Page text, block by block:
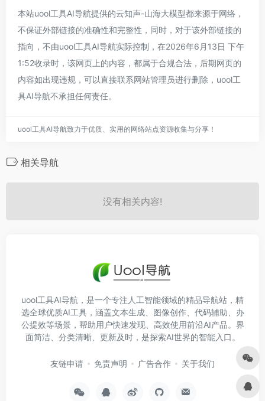
本站uool工具AI导航提供的云知声-山海大模型都来源于网络，
不保证外部链接的准确性和完整性，同时，对于该外部链接的
指向，不由uool工具AI导航实际控制，在2026年6月13日 下午
1:52收录时，该网页上的内容，都属于合规合法，后期网页的
内容如出现违规，可以直接联系网站管理员进行删除，uool工
具AI导航不承担任何责任。
uool工具AI导航致力于优质、实用的网络站点资源收集与分享！
相关导航
没有相关内容!
uool工具AI导航，是一个专注人工智能领域的精品导航站，精
选全球优质AI工具，涵盖文本生成、图像创作、代码辅助、办
公提效等场景，帮助用户快速发现、高效使用前沿AI产品。界
面简洁、分类清晰、更新及时，是探索AI世界的智能入口。
友链申请 免责声明 广告合作 关于我们